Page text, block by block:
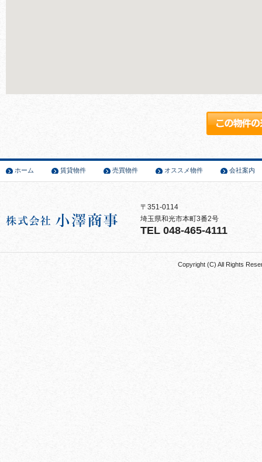
ホーム 賃貸物件 売買物件 オススメ物件 会社案内
〒351-0114
埼玉県和光市本町3番2号
TEL 048-465-4111
Copyright (C) All Rights